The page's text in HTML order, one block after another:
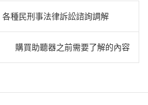
種民刑事法律訴訟諮詢調解
購買助聽器之前需要了解的內容